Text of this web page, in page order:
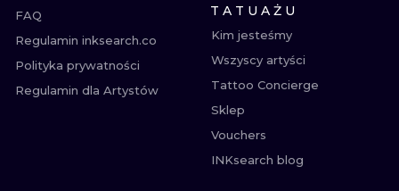
FAQ
Regulamin inksearch.co
Polityka prywatności
Regulamin dla Artystów
TATUAŻU
Kim jesteśmy
Wszyscy artyści
Tattoo Concierge
Sklep
Vouchers
INKsearch blog